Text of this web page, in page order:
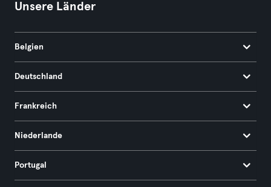
Unsere Länder
Belgien
Deutschland
Frankreich
Niederlande
Portugal